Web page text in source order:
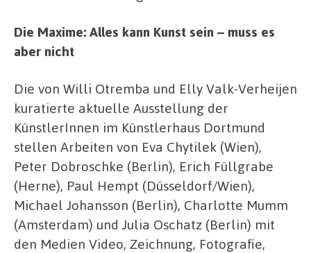
Die Maxime: Alles kann Kunst sein – muss es
aber nicht
Die von Willi Otremba und Elly Valk-Verheijen
kuratierte aktuelle Ausstellung der
KünstlerInnen im Künstlerhaus Dortmund
stellen Arbeiten von Eva Chytilek (Wien),
Peter Dobroschke (Berlin), Erich Füllgrabe
(Herne), Paul Hempt (Düsseldorf/Wien),
Michael Johansson (Berlin), Charlotte Mumm
(Amsterdam) und Julia Oschatz (Berlin) mit
den Medien Video, Zeichnung, Fotografie,